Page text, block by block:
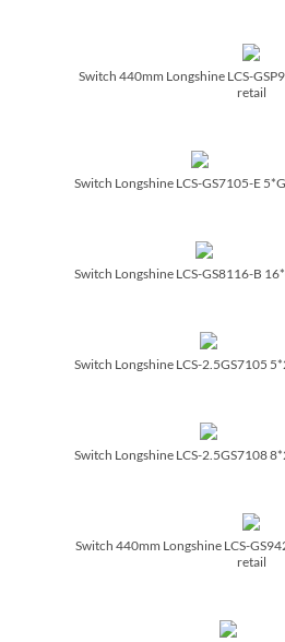
Switch 440mm Longshine LCS-
retail
Switch Longshine LCS-GS7105-E
Switch Longshine LCS-GS8116-B
Switch Longshine LCS-2.5GS7105
Switch Longshine LCS-2.5GS7108
Switch 440mm Longshine LCS-
retail